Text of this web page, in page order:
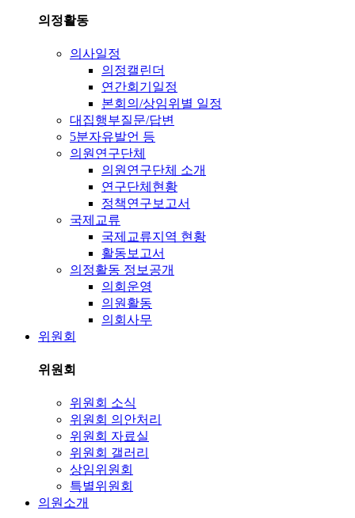
의정활동
의사일정
의정캘린더
연간회기일정
본회의/상임위별 일정
대집행부질문/답변
5분자유발언 등
의원연구단체
의원연구단체 소개
연구단체현황
정책연구보고서
국제교류
국제교류지역 현황
활동보고서
의정활동 정보공개
의회운영
의원활동
의회사무
위원회
위원회
위원회 소식
위원회 의안처리
위원회 자료실
위원회 갤러리
상임위원회
특별위원회
의원소개